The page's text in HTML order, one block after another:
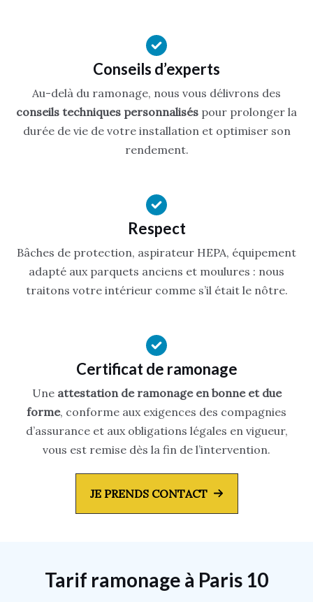
Conseils d’experts
Au-delà du ramonage, nous vous délivrons des
conseils techniques personnalisés pour prolonger la
durée de vie de votre installation et optimiser son
rendement.
Respect
Bâches de protection, aspirateur HEPA, équipement
adapté aux parquets anciens et moulures : nous
traitons votre intérieur comme s’il était le nôtre.
Certificat de ramonage
Une attestation de ramonage en bonne et due
forme, conforme aux exigences des compagnies
d’assurance et aux obligations légales en vigueur,
vous est remise dès la fin de l’intervention.
JE PRENDS CONTACT
Tarif ramonage à Paris 10